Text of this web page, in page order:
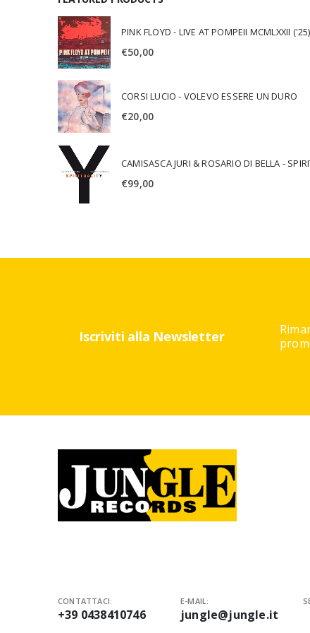
PINK FLOYD - LIVE AT POMPEII MCMLXXII ('25)
€50,00
CORSI LUCIO - VOLEVO ESSERE UN DURO
€20,00
€99,00
Iscriviti alla Newsletter
CONTATTACI:
+39 0438410746
E-MAIL:
jungle@jungle.it